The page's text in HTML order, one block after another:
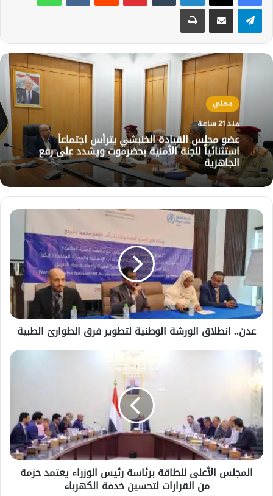
تيلقرام مشاركة عبر البريد طباعة
محلي
منذ 21 ساعة
عضو مجلس القيادة الخنبشي يترأس اجتماعاً
استثنائياً للجنة الأمنية بحضرموت ويشدد على رفع
الجاهزية
عدن..
انطلاق
الورشة
الوطنية
لتطوير
الطوارئ
الطبية
عدن.. انطلاق الورشة الوطنية لتطوير فرق الطوارئ الطبية
المجلس
الأعلى
للطاقة
برئاسة
رئيس
الوزراء
يعتمد
حزمة
من
القرارات
المجلس الأعلى للطاقة برئاسة رئيس الوزراء يعتمد حزمة
من القرارات لتحسين خدمة الكهرباء